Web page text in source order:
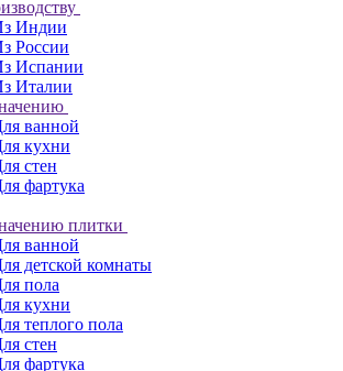
Индии
России
Испании
Италии
ванной
кухни
стен
фартука
плитки
ванной
детской комнаты
пола
кухни
теплого пола
стен
фартука